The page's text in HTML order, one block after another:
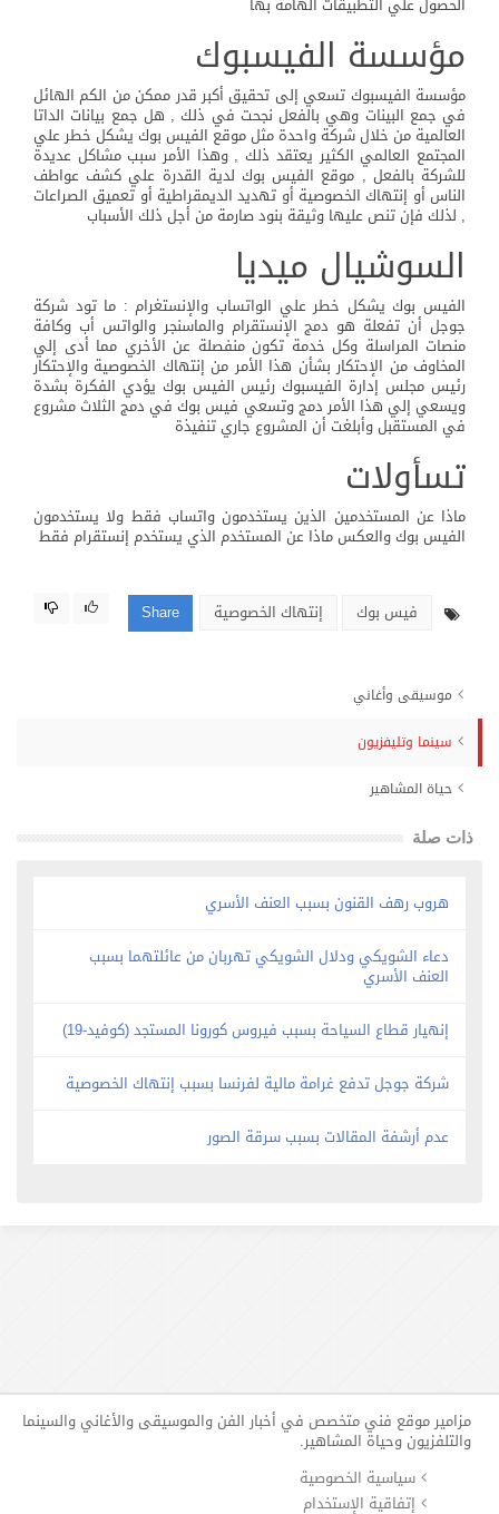
مؤسسة الفيسبوك
مؤسسة الفيسبوك تسعي إلى تحقيق أكبر قدر ممكن من الكم الهائل
في جمع البينات وهي بالفعل نجحت في ذلك , هل جمع بيانات الداتا
العالمية من خلال شركة واحدة مثل موقع الفيس بوك يشكل خطر علي
المجتمع العالمي الكثير يعتقد ذلك , وهذا الأمر سبب مشاكل عديدة
للشركة بالفعل , موقع الفيس بوك لدية القدرة علي كشف عواطف
الناس أو إنتهاك الخصوصية أو تهديد الديمقراطية أو تعميق الصراعات
, لذلك فإن تنص عليها وثيقة بنود صارمة من أجل ذلك الأسباب
السوشيال ميديا
الفيس بوك يشكل خطر علي الواتساب والإنستغرام : ما تود شركة
جوجل أن تفعلة هو دمج الإنستقرام والماسنجر والواتس أب وكافة
منصات المراسلة وكل خدمة تكون منفصلة عن الأخري مما أدى إلي
المخاوف من الإحتكار بشأن هذا الأمر من إنتهاك الخصوصية والإحتكار
رئيس مجلس إدارة الفيسبوك رئيس الفيس بوك يؤدي الفكرة بشدة
ويسعي إلي هذا الأمر دمج وتسعي فيس بوك في دمج الثلاث مشروع
في المستقبل وأبلغت أن المشروع جاري تنفيذة
تسأولات
ماذا عن المستخدمين الذين يستخدمون واتساب فقط ولا يستخدمون
الفيس بوك والعكس ماذا عن المستخدم الذي يستخدم إنستقرام فقط
فيس بوك إنتهاك الخصوصية Share
موسيقى وأغاني
سينما وتليفزيون
حياة المشاهير
ذات صلة
هروب رهف القنون بسبب العنف الأسري
دعاء الشويكي ودلال الشويكي تهربان من عائلتهما بسبب
العنف الأسري
إنهيار قطاع السياحة بسبب فيروس كورونا المستجد (كوفيد-19)
شركة جوجل تدفع غرامة مالية لفرنسا بسبب إنتهاك الخصوصية
عدم أرشفة المقالات بسبب سرقة الصور
مزامير موقع فني متخصص في أخبار الفن والموسيقى والأغاني والسينما
والتلفزيون وحياة المشاهير.
سياسية الخصوصية
إتفاقية الإستخدام